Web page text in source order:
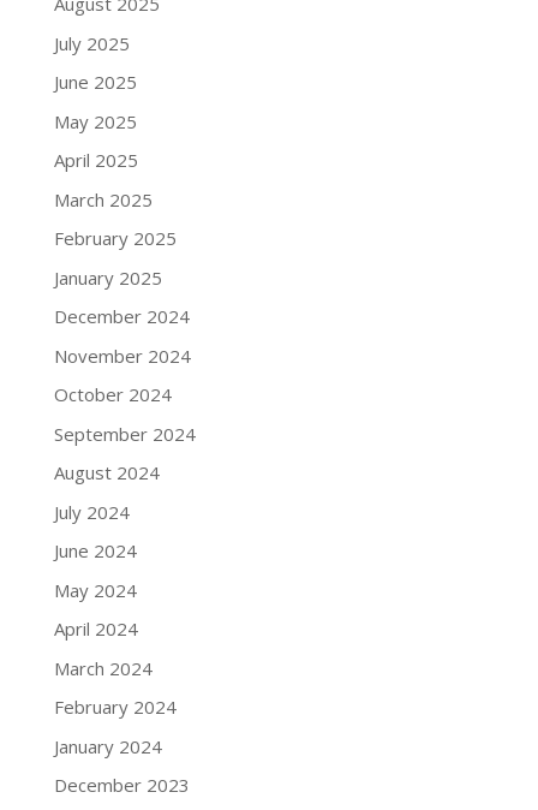
July 2025
June 2025
May 2025
April 2025
March 2025
February 2025
January 2025
December 2024
November 2024
October 2024
September 2024
August 2024
July 2024
June 2024
May 2024
April 2024
March 2024
February 2024
January 2024
December 2023